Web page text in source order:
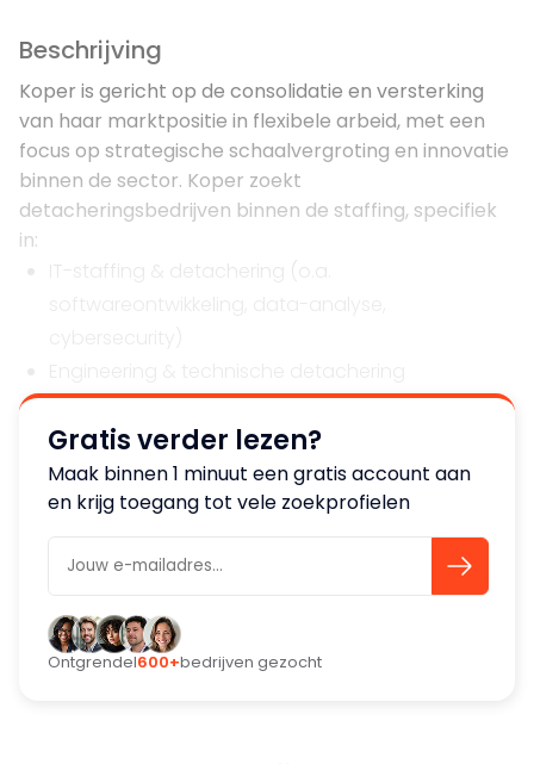
Beschrijving
Koper is gericht op de consolidatie en versterking
van haar marktpositie in flexibele arbeid, met een
focus op strategische schaalvergroting en innovatie
binnen de sector. Koper zoekt
detacheringsbedrijven binnen de staffing, specifiek
in:
IT-staffing & detachering (o.a.
Interim management & zakelijke dienstverlening
Financiële criteria
Omzet vanaf €20 miljoen
Financieel stabiele bedrijven met een bewezen
groeitraject
Geografische focus
Nederland & DACH-regio (Duitsland, Oostenrijk,
Gratis verder lezen?
Maak binnen 1 minuut een gratis account aan
en krijg toegang tot vele zoekprofielen
Ontgrendel600+bedrijven gezocht